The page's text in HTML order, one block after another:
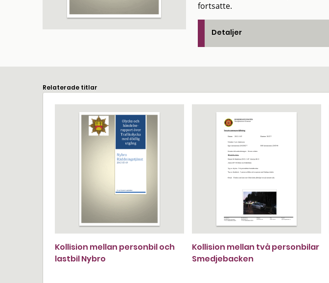
fortsatte.
Detaljer
Relaterade titlar
Kollision mellan personbil och
lastbil Nybro
Kollision mellan två personbilar
Smedjebacken